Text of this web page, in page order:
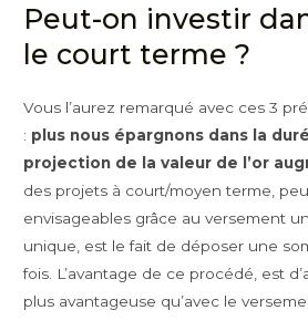
Peut-on investir
le court terme ?
Vous l’aurez remarqué avec ces 3
: plus nous épargnons dans la
projection de la valeur de l’or
des projets à court/moyen terme,
envisageables grâce au versement
unique, est le fait de déposer une
fois. L’avantage de ce procédé, est
plus avantageuse qu’avec le